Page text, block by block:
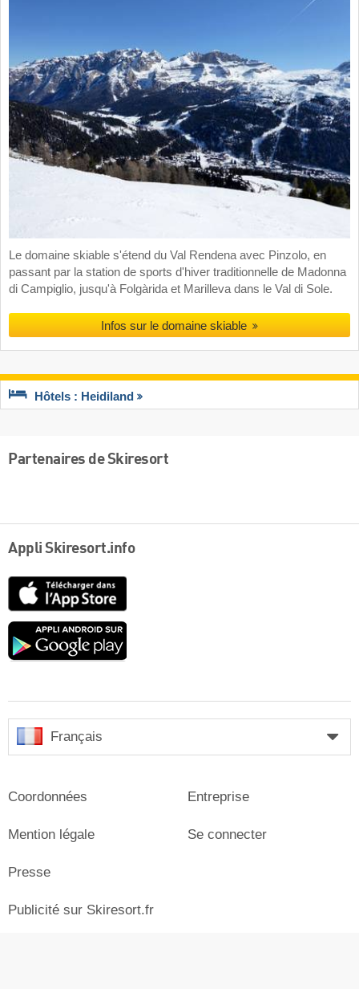
Le domaine skiable s'étend du Val Rendena avec Pinzolo, en
passant par la station de sports d'hiver traditionnelle de Madonna
di Campiglio, jusqu'à Folgàrida et Marilleva dans le Val di Sole.
Infos sur le domaine skiable
Hôtels : Heidiland
Partenaires de Skiresort
Appli Skiresort.info
Google
Français
Coordonnées
Mention légale
Presse
Entreprise
Se connecter
Publicité sur Skiresort.fr